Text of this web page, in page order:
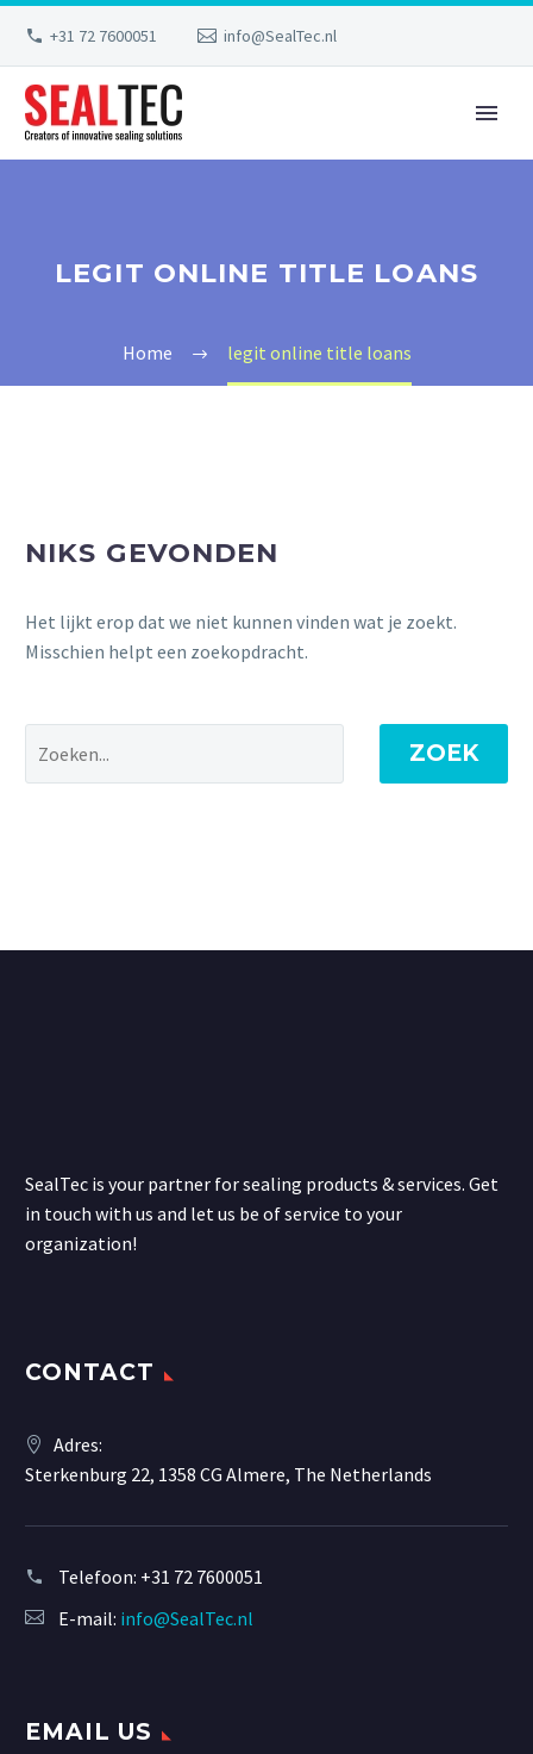
+31 72 7600051 info@SealTec.nl
LEGIT ONLINE TITLE LOANS
Home legit online title loans
NIKS GEVONDEN
Het lijkt erop dat we niet kunnen vinden wat je zoekt.
Misschien helpt een zoekopdracht.
ZOEK
SealTec is your partner for sealing products & services. Get
in touch with us and let us be of service to your
organization!
CONTACT
Adres:
Sterkenburg 22, 1358 CG Almere, The Netherlands
Telefoon: +31 72 7600051
E-mail: info@SealTec.nl
EMAIL US